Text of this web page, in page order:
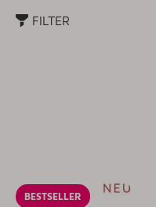
FILTER
BESTSELLER